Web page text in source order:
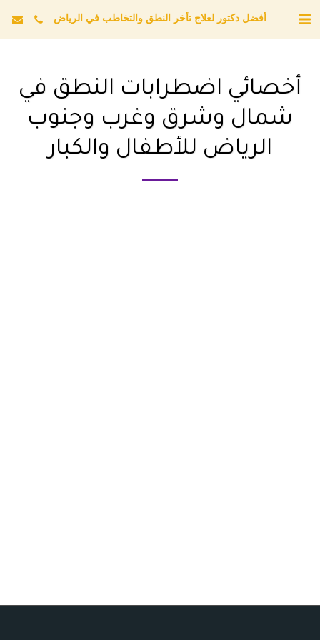
أفضل دكتور لعلاج تأخر النطق والتخاطب في الرياض
أخصائي اضطرابات النطق في
شمال وشرق وغرب وجنوب
الرياض للأطفال والكبار